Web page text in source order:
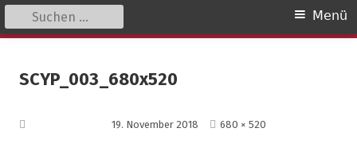
zum
Primäres
Menü
Suchen
nach:
SCYP_003_680x520
Veröffentlicht am19. November 2018 Volle
680 × 520